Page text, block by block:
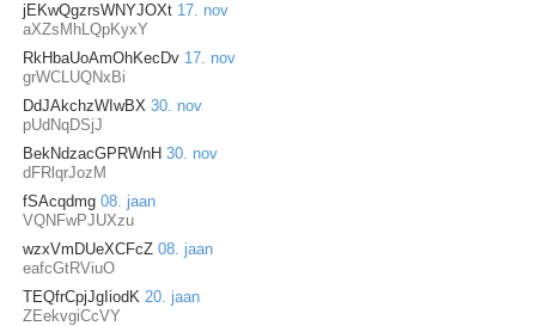
jEKwQgzrsWNYJOXt 17. nov
aXZsMhLQpKyxY
RkHbaUoAmOhKecDv 17. nov
grWCLUQNxBi
DdJAkchzWIwBX 30. nov
pUdNqDSjJ
BekNdzacGPRWnH 30. nov
dFRlqrJozM
fSAcqdmg 08. jaan
VQNFwPJUXzu
wzxVmDUeXCFcZ 08. jaan
eafcGtRViuO
TEQfrCpjJgIiodK 20. jaan
ZEekvgiCcVY